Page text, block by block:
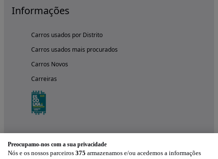
Informações
Carros usados por Distrito
Carros usados mais procurados
Carros Novos
Carreiras
Preocupamo-nos com a sua privacidade
Nós e os nossos parceiros 375 armazenamos e/ou acedemos a informações